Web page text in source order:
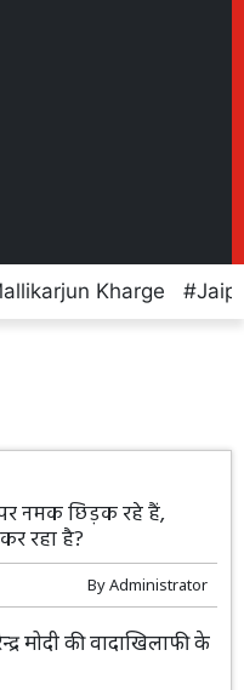
Kharge
नमक छिड़क रहे हैं,
रहा है?
ByAdministrator
मोदी की वादाखिलाफी के